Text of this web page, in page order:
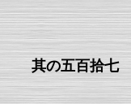
其の五百拾七